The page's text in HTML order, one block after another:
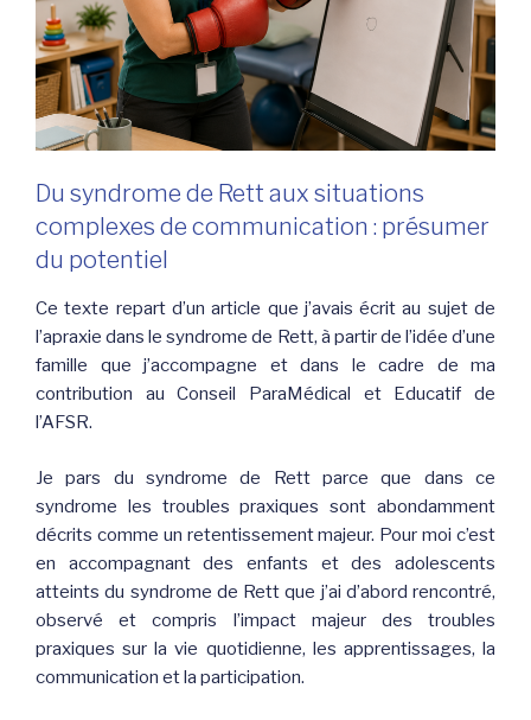
Du syndrome de Rett aux situations
complexes de communication : présumer
du potentiel
Ce texte repart d’un article que j’avais écrit au sujet de
l’apraxie dans le syndrome de Rett, à partir de l’idée d’une
famille que j’accompagne et dans le cadre de ma
contribution au Conseil ParaMédical et Educatif de
l’AFSR.
Je pars du syndrome de Rett parce que dans ce
syndrome les troubles praxiques sont abondamment
décrits comme un retentissement majeur. Pour moi c’est
en accompagnant des enfants et des adolescents
atteints du syndrome de Rett que j’ai d’abord rencontré,
observé et compris l’impact majeur des troubles
praxiques sur la vie quotidienne, les apprentissages, la
communication et la participation.